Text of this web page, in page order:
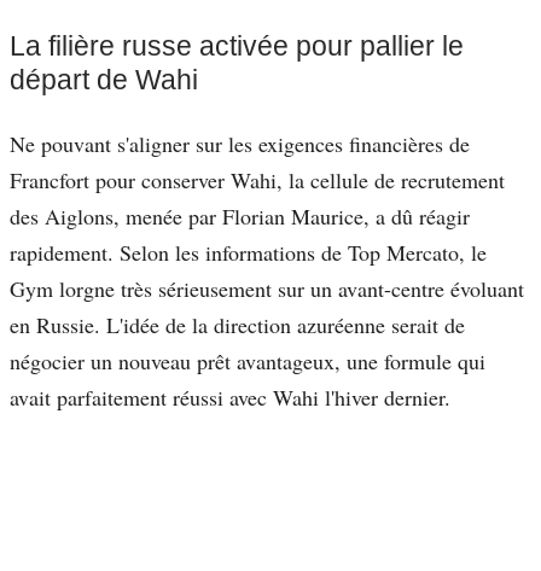
La filière russe activée pour pallier le
départ de Wahi
Ne pouvant s'aligner sur les exigences financières de
Francfort pour conserver Wahi, la cellule de recrutement
des Aiglons, menée par Florian Maurice, a dû réagir
rapidement. Selon les informations de Top Mercato, le
Gym lorgne très sérieusement sur un avant-centre évoluant
en Russie. L'idée de la direction azuréenne serait de
négocier un nouveau prêt avantageux, une formule qui
avait parfaitement réussi avec Wahi l'hiver dernier.